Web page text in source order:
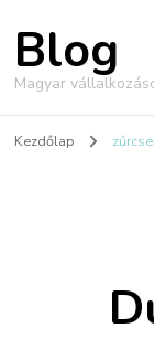
Blog
Magyar
Kezdőlap